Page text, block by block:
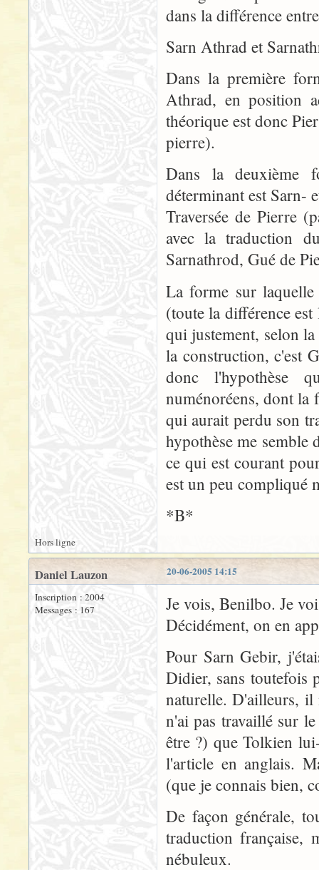
dans la différence
Sarn Athrad et
Dans la première
Athrad, en position
théorique est donc
pierre).
Dans la deuxième
déterminant est Sarn-
Traversée de Pierre
avec la traduction
Sarnathrod, Gué de
La forme sur
(toute la différence
qui justement, selon
la construction, c'est
donc l'hypothèse
numénoréens, dont la
qui aurait perdu son
hypothèse me semble
ce qui est courant
est un peu compliqué
*B*
Hors ligne
20-06-2005 14:15
Daniel Lauzon
Inscription : 2004
Messages : 167
Je vois, Benilbo. Je
Décidément, on en
Pour Sarn Gebir,
Didier, sans toutefois
naturelle. D'ailleurs, il
n'ai pas travaillé sur
être ?) que Tolkien
l'article en anglais.
(que je connais bien,
De façon générale,
traduction française,
nébuleux.